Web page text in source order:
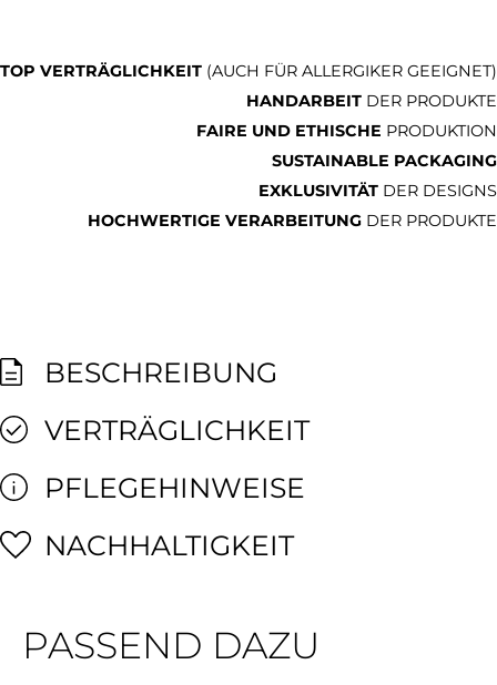
TOP VERTRÄGLICHKEIT (AUCH FÜR ALLERGIKER GEEIGNET)
HANDARBEIT DER PRODUKTE
FAIRE UND ETHISCHE PRODUKTION
SUSTAINABLE PACKAGING
EXKLUSIVITÄT DER DESIGNS
HOCHWERTIGE VERARBEITUNG DER PRODUKTE
BESCHREIBUNG
VERTRÄGLICHKEIT
PFLEGEHINWEISE
NACHHALTIGKEIT
PASSEND DAZU